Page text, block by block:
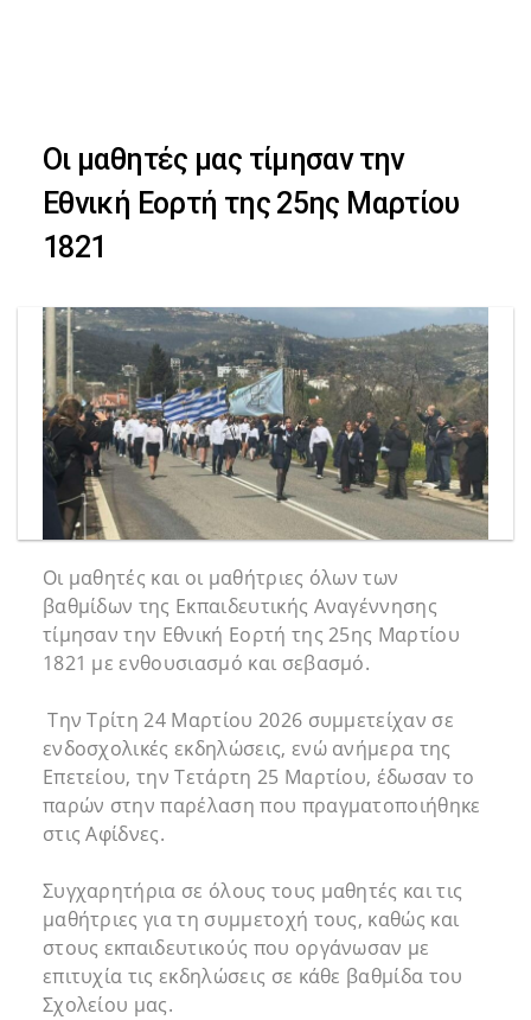
navigation
to
content
Οι μαθητές μας τίμησαν την
Εθνική Εορτή της 25ης Μαρτίου
1821
Οι μαθητές και οι μαθήτριες όλων των
βαθμίδων της Εκπαιδευτικής Αναγέννησης
τίμησαν την Εθνική Εορτή της 25ης Μαρτίου
1821 με ενθουσιασμό και σεβασμό.
Την Τρίτη 24 Μαρτίου 2026 συμμετείχαν σε
ενδοσχολικές εκδηλώσεις, ενώ ανήμερα της
Επετείου, την Τετάρτη 25 Μαρτίου, έδωσαν το
παρών στην παρέλαση που πραγματοποιήθηκε
στις Αφίδνες.
Συγχαρητήρια σε όλους τους μαθητές και τις
μαθήτριες για τη συμμετοχή τους, καθώς και
στους εκπαιδευτικούς που οργάνωσαν με
επιτυχία τις εκδηλώσεις σε κάθε βαθμίδα του
Σχολείου μας.